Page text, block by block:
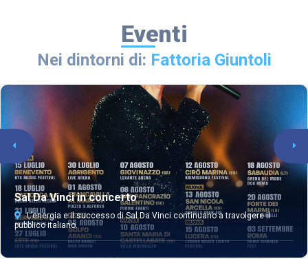
Eventi
Nei dintorni di: Fattoria Giuntoli
Sal Da Vinci in concerto
L’energia e il successo di Sal Da Vinci continuano a travolgere il
pubblico italiano.